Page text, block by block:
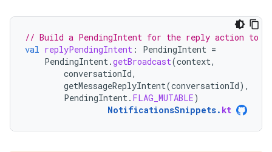
// Build a PendingIntent for the reply action to
val replyPendingIntent : PendingIntent =
PendingIntent .getBroadcast(context,
conversationId,
getMessageReplyIntent(conversationId),
PendingIntent . FLAG_MUTABLE)
NotificationsSnippets. kt